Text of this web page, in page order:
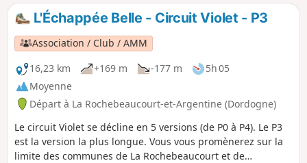
vagabonder sur les sentiers de la commune voisine de
Combiers.
L'Échappée Belle - Circuit Violet - P3
Association / Club / AMM
16,23 km
+169 m -177 m
5h 05
Moyenne
Départ à La Rochebeaucourt-et-Argentine (Dordogne)
Le circuit Violet se décline en 5 versions (de P0 à P4). Le P3
est la version la plus longue. Vous vous promènerez sur la
limite des communes de La Rochebeaucourt et de